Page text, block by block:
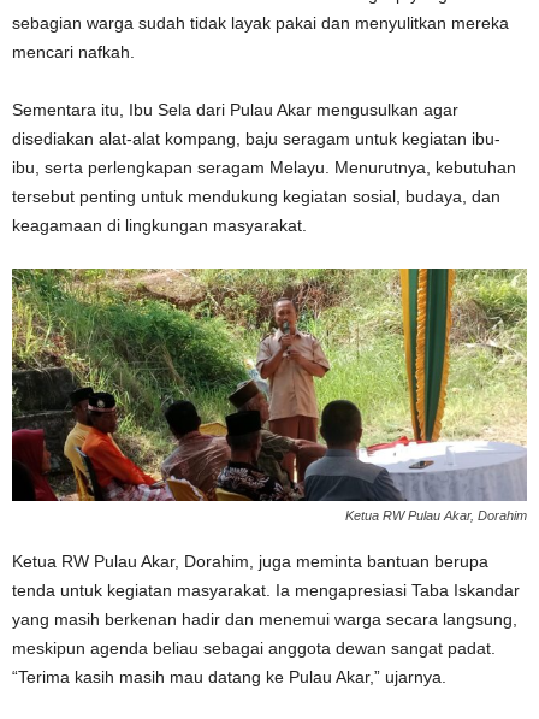
sebagian warga sudah tidak layak pakai dan menyulitkan mereka
mencari nafkah.
Sementara itu, Ibu Sela dari Pulau Akar mengusulkan agar
disediakan alat-alat kompang, baju seragam untuk kegiatan ibu-
ibu, serta perlengkapan seragam Melayu. Menurutnya, kebutuhan
tersebut penting untuk mendukung kegiatan sosial, budaya, dan
keagamaan di lingkungan masyarakat.
Ketua RW Pulau Akar, Dorahim
Ketua RW Pulau Akar, Dorahim, juga meminta bantuan berupa
tenda untuk kegiatan masyarakat. Ia mengapresiasi Taba Iskandar
yang masih berkenan hadir dan menemui warga secara langsung,
meskipun agenda beliau sebagai anggota dewan sangat padat.
“Terima kasih masih mau datang ke Pulau Akar,” ujarnya.